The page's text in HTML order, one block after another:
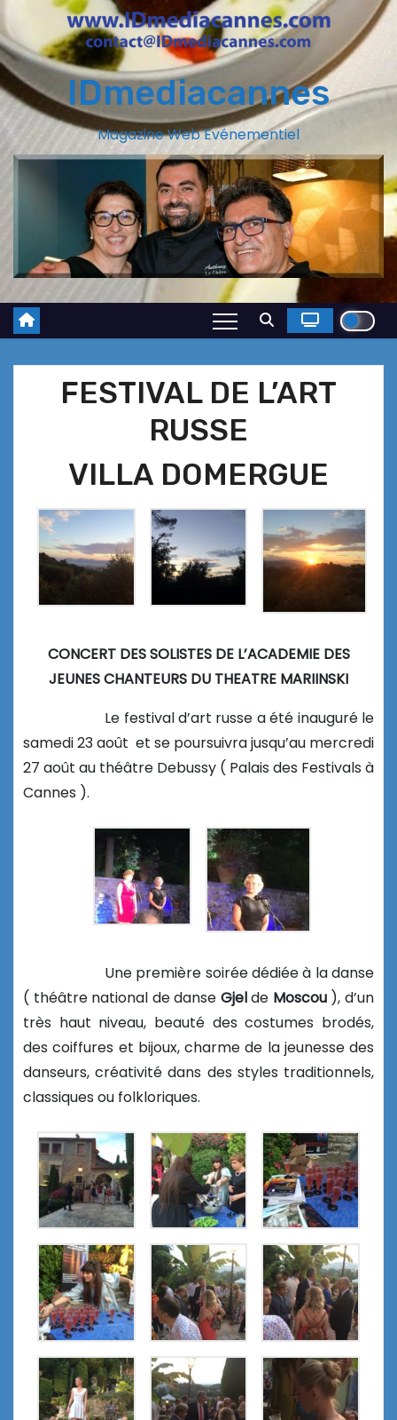
IDmediacannes
Magazine Web Evénementiel
FESTIVAL DE L’ART
RUSSE
VILLA DOMERGUE
CONCERT DES SOLISTES DE L’ACADEMIE DES
JEUNES CHANTEURS DU THEATRE MARIINSKI
Le festival d’art russe a été inauguré le
samedi 23 août et se poursuivra jusqu’au mercredi
27 août au théâtre Debussy ( Palais des Festivals à
Cannes ).
Une première soirée dédiée à la danse
( théâtre national de danse Gjelde Moscou), d’un
très haut niveau, beauté des costumes brodés,
des coiffures et bijoux, charme de la jeunesse des
danseurs, créativité dans des styles traditionnels,
classiques ou folkloriques.